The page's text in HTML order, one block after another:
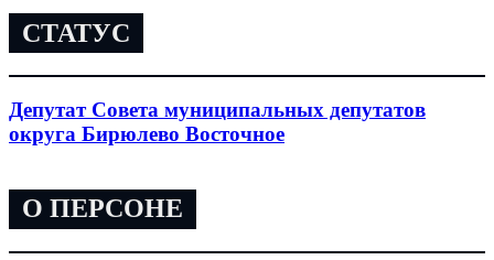
СТАТУС
Депутат Совета муниципальных депутатов
округа Бирюлево Восточное
О ПЕРСОНЕ